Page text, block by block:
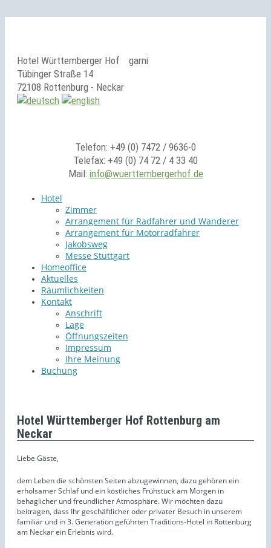
Hotel Württemberger Hof
garni
Tübinger Straße 14
72108 Rottenburg - Neckar
Telefon: +49 (0) 7472 / 9636-0
Telefax: +49 (0) 74 72 / 4 33 40
Mail: info@wuerttembergerhof.de
Hotel
Zimmer
Arrangement für Radfahrer und Wanderer
Arrangement für Motorradfahrer
Jakobsweg
Messe Stuttgart
Homeoffice
Aktuelles
Räumlichkeiten
Kontakt
Anschrift
Lage
Öffnungszeiten
Impressum
Ihre Meinung
Buchung
Hotel Württemberger Hof Rottenburg am
Neckar
Liebe Gäste,
dem Leben die schönsten Seiten abzugewinnen, dazu gehören ein
erholsamer Schlaf und ein köstliches Frühstück am Morgen in
behaglicher und freundlicher Atmosphäre. Wir möchten dazu
beitragen, dass Ihr geschäftlicher oder privater Besuch in unserem
familiär und in 3. Generation geführten Traditions-Hotel in Rottenburg
am Neckar ein Erlebnis wird.